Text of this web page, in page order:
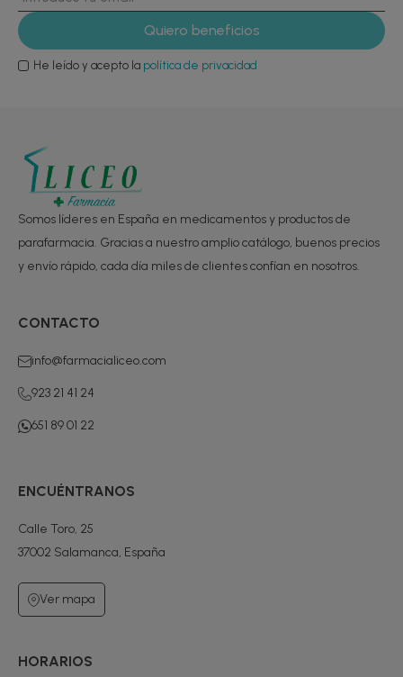
He leído y acepto la política de privacidad
Somos líderes en España en medicamentos y productos de
parafarmacia. Gracias a nuestro amplio catálogo, buenos precios
y envío rápido, cada día miles de clientes confían en nosotros.
CONTACTO
info@farmacialiceo.com
923 21 41 24
651 89 01 22
ENCUÉNTRANOS
Calle Toro, 25
37002 Salamanca, España
Ver mapa
HORARIOS